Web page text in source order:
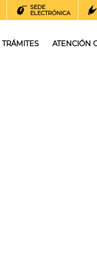
SEDE
ELECTRÓNICA
TRÁMITES ATENCIÓN